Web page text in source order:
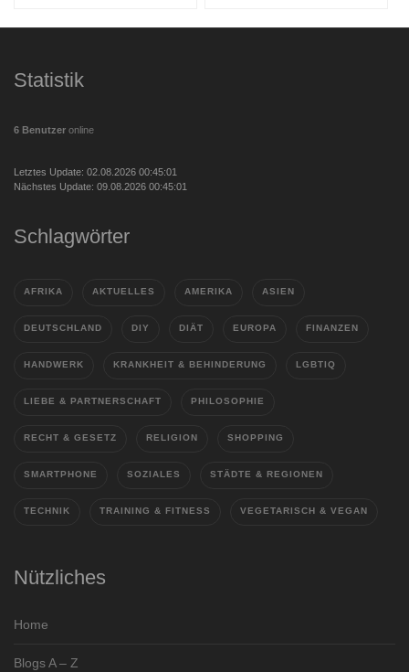
Statistik
6 Benutzer online
Letztes Update: 02.08.2026 00:45:01
Nächstes Update: 09.08.2026 00:45:01
Schlagwörter
AFRIKA AKTUELLES AMERIKA ASIEN
DEUTSCHLAND DIY DIÄT EUROPA FINANZEN
HANDWERK KRANKHEIT & BEHINDERUNG LGBTIQ
LIEBE & PARTNERSCHAFT PHILOSOPHIE
RECHT & GESETZ RELIGION SHOPPING
SMARTPHONE SOZIALES STÄDTE & REGIONEN
TECHNIK TRAINING & FITNESS VEGETARISCH & VEGAN
Nützliches
Home
Blogs A – Z